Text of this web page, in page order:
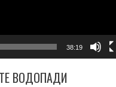
38:19
ВОДОПАДИ